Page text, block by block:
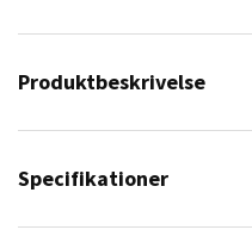
Produktbeskrivelse
Specifikationer